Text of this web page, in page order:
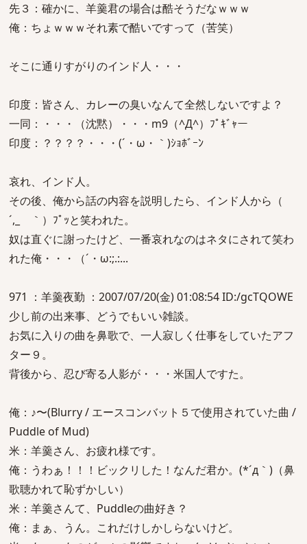
先３：確かに、羊羹君の場合は酷そうだなｗｗｗ
俺：ちょｗｗｗそれ素で酷いですって（苦笑）
そこに通りすがりのインド人・・・
印度：皆さん、カレーの臭いなんて全然しないですよ？
一同：・・・（沈黙）・・・m9（^Д^）ﾌﾟｷﾞｬー
印度：？？？？・・・(´・ω・｀)ｼｮﾎﾞｰﾝ
哀れ、インド人。
その後、俺から話の内容を説明したら、インド人から（
´,_ゝ｀）ﾌﾟｯと笑われた。
奴は直ぐに謝ったけど、一番哀れなのはネタにされて笑わ
れた俺・・・（´・ω:;.:...
971 ：羊羹夜勤 ：2007/07/20(金) 01:08:54 ID:/gcTQOWE
少し前の出来事、どうでもいい雑談。
お気に入りの曲を鼻歌で、一人寂しく仕事をしていたアフ
ター９。
背後から、忍び寄る人影が・・・米国人ですた。
俺：♪〜(Blurry / エースコンバット５で使用されていた曲 /
Puddle of Mud)
米：羊羹さん、お疲れ様です。
俺：うわぁ！！！ビックリした！なんだ君か。(*´д｀)（鼻
歌聴かれて恥ずかしい）
米：羊羹さんて、Puddleの曲好き？
俺：まぁ、うん。これだけしかしらないけど。